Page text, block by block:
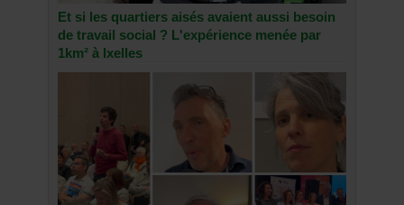
Et si les quartiers aisés avaient aussi besoin
de travail social ? L'expérience menée par
1km² à Ixelles